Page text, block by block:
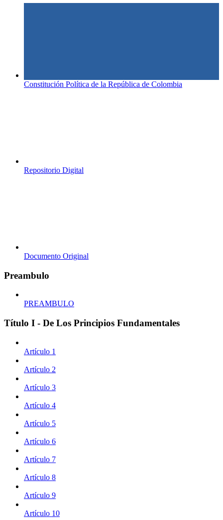
Constitución Política de la República de Colombia
Repositorio Digital
Documento Original
Preambulo
PREAMBULO
Título I - De Los Principios Fundamentales
Artículo 1
Artículo 2
Artículo 3
Artículo 4
Artículo 5
Artículo 6
Artículo 7
Artículo 8
Artículo 9
Artículo 10